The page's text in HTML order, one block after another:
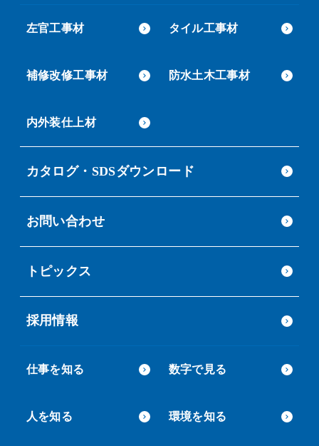
左官工事材 タイル工事材
補修改修工事材 防水土木工事材
内外装仕上材
カタログ・SDSダウンロード
お問い合わせ
トピックス
採用情報
仕事を知る 数字で見る
人を知る 環境を知る